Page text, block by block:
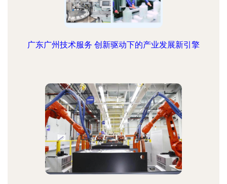
广东广州技术服务 创新驱动下的产业发展新引擎